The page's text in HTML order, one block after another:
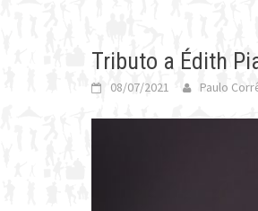
Tributo a Édith
08/07/2021 Paulo